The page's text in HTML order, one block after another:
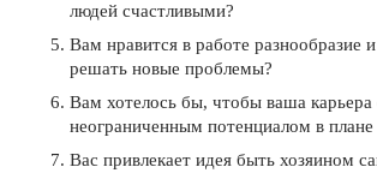
людей счастливыми?
Вам нравится в работе разнообразие
решать новые проблемы?
Вам хотелось бы, чтобы ваша карьера
неограниченным потенциалом в плане
Вас привлекает идея быть хозяином